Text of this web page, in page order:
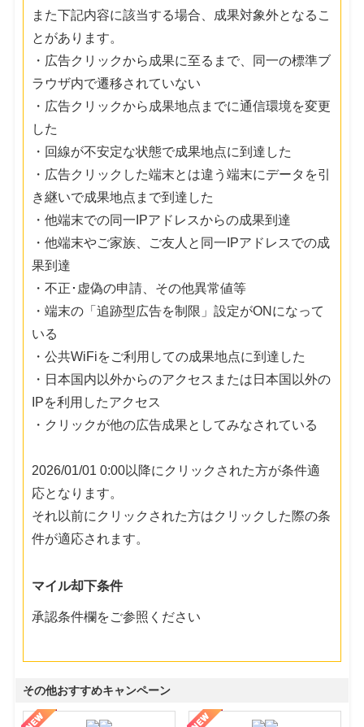
また下記内容に該当する場合、成果対象外となるこ
とがあります。
・広告クリックから成果に至るまで、同一の標準ブ
ラウザ内で遷移されていない
・広告クリックから成果地点までに通信環境を変更
した
・回線が不安定な状態で成果地点に到達した
・広告クリックした端末とは違う端末にデータを引
き継いで成果地点まで到達した
・他端末での同一IPアドレスからの成果到達
・他端末やご家族、ご友人と同一IPアドレスでの成
果到達
・不正･虚偽の申請、その他異常値等
・端末の「追跡型広告を制限」設定がONになって
いる
・公共WiFiをご利用しての成果地点に到達した
・日本国内以外からのアクセスまたは日本国以外の
IPを利用したアクセス
・クリックが他の広告成果としてみなされている
2026/01/01 0:00以降にクリックされた方が条件適
応となります。
それ以前にクリックされた方はクリックした際の条
件が適応されます。
マイル却下条件
承認条件欄をご参照ください
その他おすすめキャンペーン